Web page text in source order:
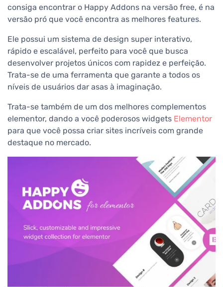
consiga encontrar o Happy Addons na versão free, é na
versão pró que você encontra as melhores features.
Ele possui um sistema de design super interativo,
rápido e escalável, perfeito para você que busca
desenvolver projetos únicos com rapidez e perfeição.
Trata-se de uma ferramenta que garante a todos os
níveis de usuários dar asas à imaginação.
Trata-se também de um dos melhores complementos
elementor, dando a você poderosos widgets Elementor
para que você possa criar sites incríveis com grande
destaque no mercado.